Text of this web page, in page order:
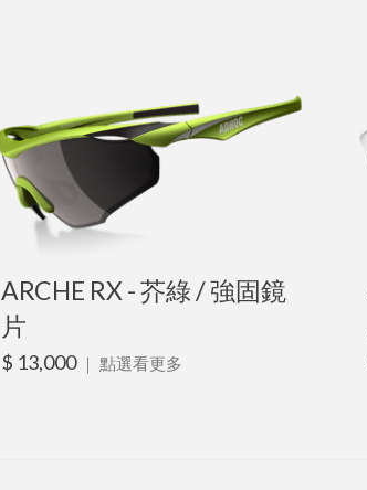
ARCHE RX - 芥綠 / 強固鏡
片
$ 13,000 ｜ 點選看更多